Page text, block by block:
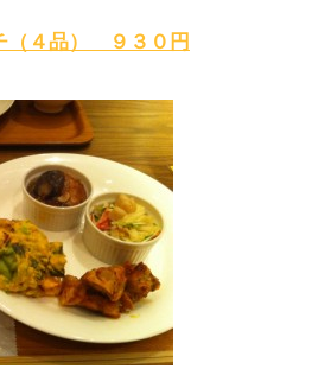
（４品） ９３０円